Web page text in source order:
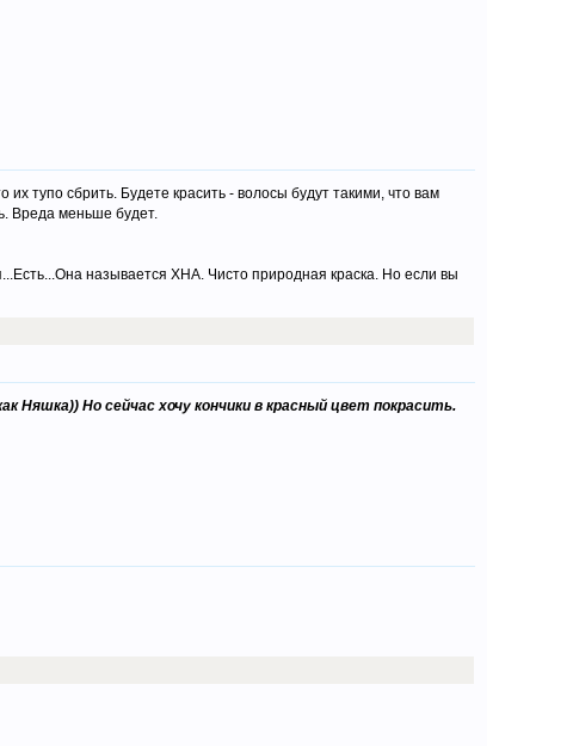
тупо сбрить. Будете красить - волосы будут такими, что вам
Вреда меньше будет.
называется ХНА. Чисто природная краска. Но если вы
Няшка)) Но сейчас хочу кончики в красный цвет покрасить.